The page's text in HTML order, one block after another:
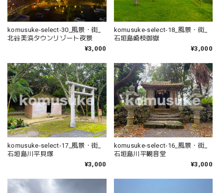
komusuke-select-30_風景・街_
北谷美浜タウンリゾート夜景
¥3,000
komusuke-select-18_風景・街_
石垣島崎枝御嶽
¥3,000
komusuke-select-17_風景・街_
石垣島川平貝塚
¥3,000
komusuke-select-16_風景・街_
石垣島川平観音堂
¥3,000